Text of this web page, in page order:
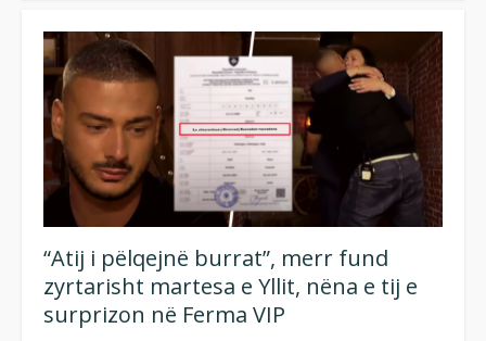
“Atij i pëlqejnë burrat”, merr fund
zyrtarisht martesa e Yllit, nëna e tij e
surprizon në Ferma VIP